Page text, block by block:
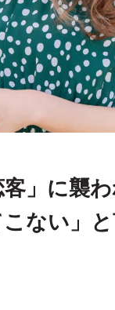
」に襲
こない」